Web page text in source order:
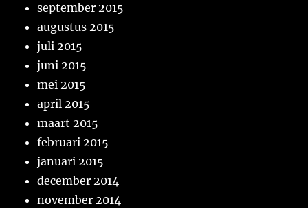
september 2015
augustus 2015
juli 2015
juni 2015
mei 2015
april 2015
maart 2015
februari 2015
januari 2015
december 2014
november 2014